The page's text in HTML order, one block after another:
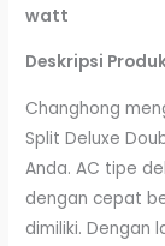
watt
Deskripsi
Changhong
Split Deluxe
Anda. AC tipe
dengan cepat
dimiliki. Dengan